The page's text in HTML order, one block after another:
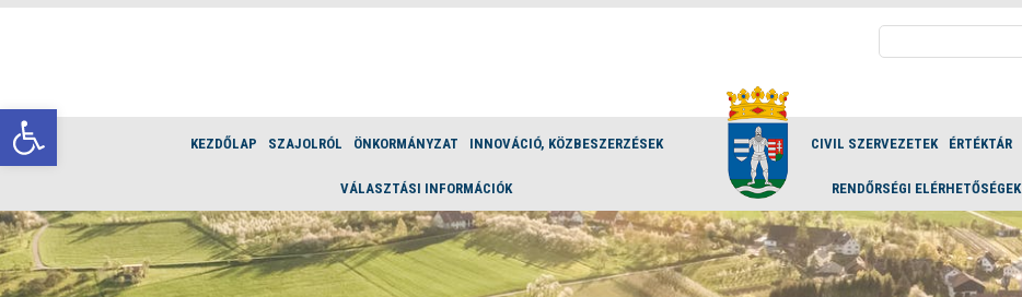
Eszköztár megnyitása
Keresés:
KEZDŐLAP SZAJOLRÓL ÖNKORMÁNYZAT INNOVÁCIÓ, KÖZBESZERZÉSEK
VÁLASZTÁSI INFORMÁCIÓK
CIVIL SZERVEZETEK ÉRTÉKTÁR
RENDŐRSÉGI ELÉRHETŐSÉGEK